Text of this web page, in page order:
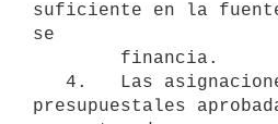
suficiente en la
se
presupuestales